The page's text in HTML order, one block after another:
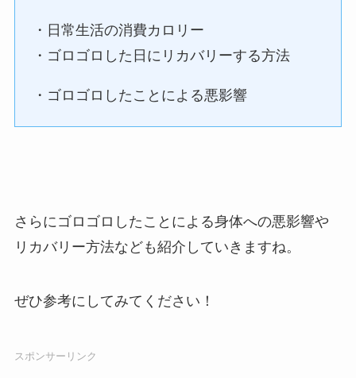
・日常生活の消費カロリー
・ゴロゴロした日にリカバリーする方法
・ゴロゴロしたことによる悪影響
さらにゴロゴロしたことによる身体への悪影響や
リカバリー方法なども紹介していきますね。
ぜひ参考にしてみてください！
スポンサーリンク